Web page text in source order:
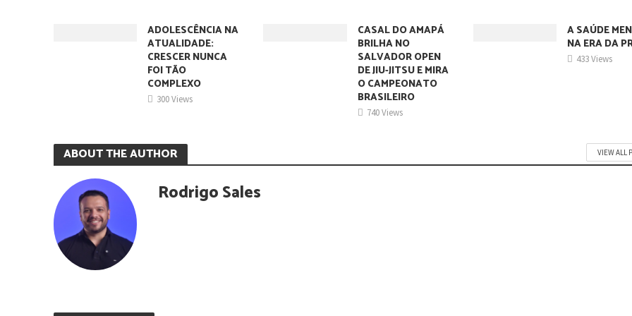
ADOLESCÊNCIA NA
ATUALIDADE:
CRESCER NUNCA
FOI TÃO
COMPLEXO
300 Views
CASAL DO AMAPÁ
BRILHA NO
SALVADOR OPEN
DE JIU-JITSU E MIRA
O CAMPEONATO
BRASILEIRO
740 Views
A SAÚDE
NA ERA DA
433 Views
ABOUT THE AUTHOR VIEW ALL
Rodrigo Sales